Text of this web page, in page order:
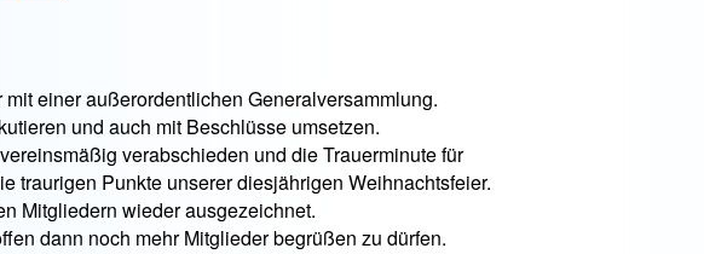
einer außerordentlichen Generalversammlung.
und auch mit Beschlüsse umsetzen.
verabschieden und die Trauerminute für
traurigen Punkte unserer diesjährigen Weihnachtsfeier.
Mitgliedern wieder ausgezeichnet.
dann noch mehr Mitglieder begrüßen zu dürfen.